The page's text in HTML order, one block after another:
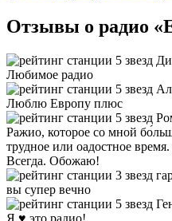
Отзывы о радио
Любимое радио
Люблю Европу плюс
Ражио, которое со мной
трудное или оадостное
Всегда. Обожаю!
вы супер вечно
Я ♥ это радио!